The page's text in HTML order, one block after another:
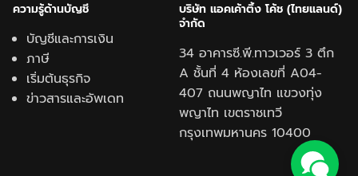
ความรู้ด้านบัญชี
บัญชีและการเงิน
ภาษี
เริ่มต้นธุรกิจ
ข่าวสารและอัพเดท
บริษัท แอคเค้าติ้ง โค้ช (ไทยแลนด์)
จำกัด
34 อาคารซี.พี.ทาวเวอร์ 3 ตึก
A ชั้นที่ 4 ห้องเลขที่ A04-
407 ถนนพญาไท แขวงทุ่ง
พญาไท เขตราชเทวี
กรุงเทพมหานคร 10400